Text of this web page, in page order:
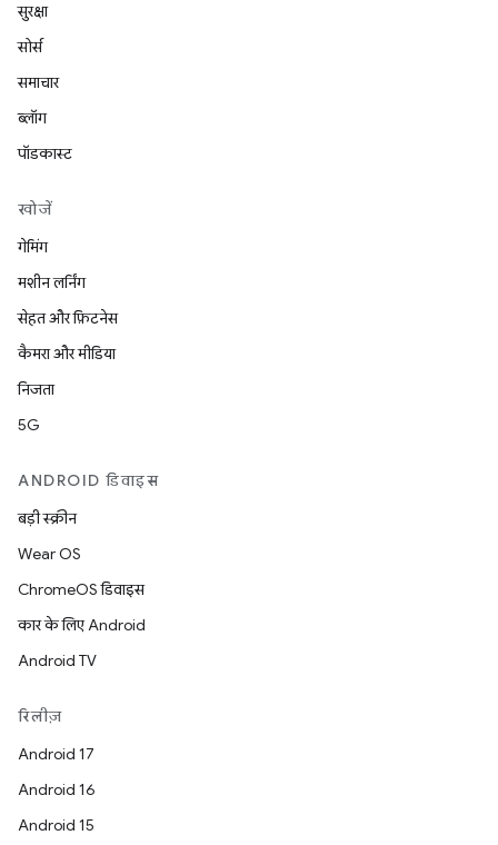
सुरक्षा
सोर्स
समाचार
ब्लॉग
पॉडकास्ट
खोजें
गेमिंग
मशीन लर्निंग
सेहत और फ़िटनेस
कैमरा और मीडिया
निजता
5G
ANDROID डिवाइस
बड़ी स्क्रीन
Wear OS
ChromeOS डिवाइस
कार के लिए Android
Android TV
रिलीज़
Android 17
Android 16
Android 15